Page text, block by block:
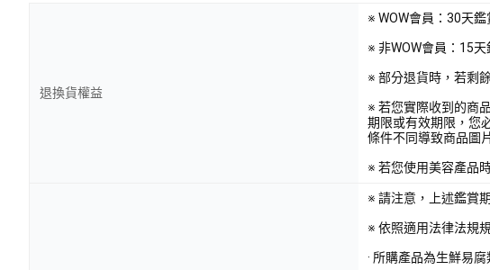
退換貨權益
※ WOW會員：30天
※ 非WOW會員：15
※ 部分退貨時，若剩
※ 若您實際收到的商
期限或有效期限，您
條件不同導致商品圖
※ 若您使用美容產品
※ 請注意，上述鑑賞
※ 依照適用法律法規
· 所購產品為生鮮易